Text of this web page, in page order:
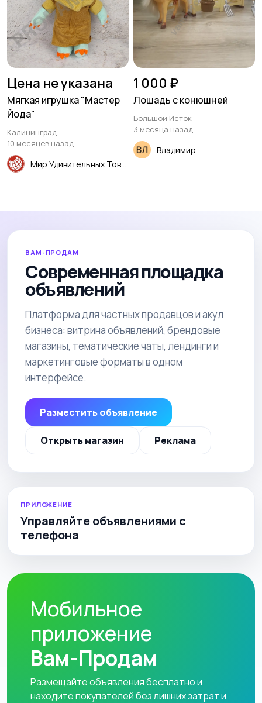
Цена не указана
Мягкая игрушка "Мастер
Йода"
Калининград
10 месяцев назад
1 000 ₽
Лошадь с конюшней
Большой Исток
3 месяца назад
Владимир
ВАМ-ПРОДАМ
Современная площадка
объявлений
Платформа для частных продавцов и акул
бизнеса: витрина объявлений, брендовые
магазины, тематические чаты, лендинги и
маркетинговые форматы в одном
интерфейсе.
Разместить объявление
Открыть магазин Реклама
ПРИЛОЖЕНИЕ
Управляйте объявлениями с
телефона
Мобильное
приложение
Вам-Продам
Размещайте объявления бесплатно и
находите покупателей без лишних затрат и